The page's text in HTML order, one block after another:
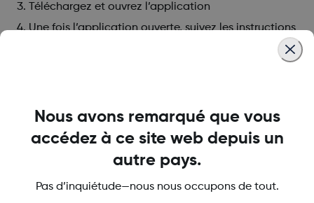
Téléchargez et ouvrez l’application
Une fois l’application ouverte, suivez les instructions
LBL-1005616 Rev001
Nous avons remarqué que vous
accédez à ce site web depuis un
autre pays.
Pas d’inquiétude—nous nous occupons de tout.